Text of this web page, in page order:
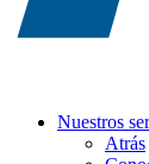
Nuestros
Atrás